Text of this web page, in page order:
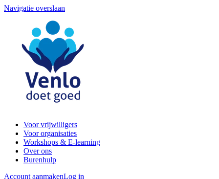
Navigatie overslaan
Voor vrijwilligers
Voor organisaties
Workshops & E-learning
Over ons
Burenhulp
Account aanmakenLog in